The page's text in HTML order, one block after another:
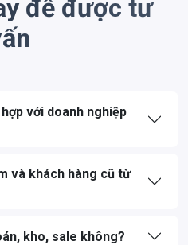
để được tư
với doanh nghiệp
và khách hàng cũ từ
kho, sale không?